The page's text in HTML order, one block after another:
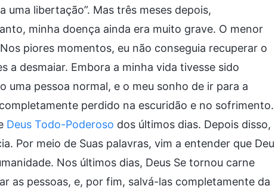
uma libertação”. Mas três meses depois,
minha doença ainda era muito grave. O menor
piores momentos, eu não conseguia recuperar o
a desmaiar. Embora a minha vida tivesse sido
uma pessoa normal, e o meu sonho de ir para a
perdido na escuridão e no sofrimento.
Deus Todo-Poderoso dos últimos dias. Depois disso,
Por meio de Suas palavras, vim a entender que
Nos últimos dias, Deus Se tornou carne
as pessoas, e, por fim, salvá-las completamente da